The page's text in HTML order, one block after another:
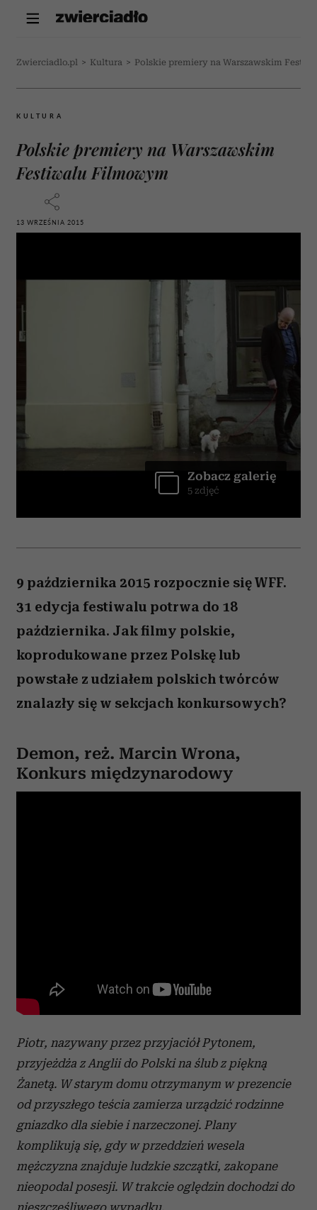
Zwierciadlo.pl > Kultura > Polskie premiery na Warszawskim
KULTURA
Polskie premiery na Warszawskim
Festiwalu Filmowym
13 WRZEŚNIA 2015
Zobacz galerię
5 zdjęć
9 października 2015 rozpocznie się WFF.
31 edycja festiwalu potrwa do 18
października. Jak filmy polskie,
koprodukowane przez Polskę lub
powstałe z udziałem polskich twórców
znalazły się w sekcjach konkursowych?
Demon, reż. Marcin Wrona,
Konkurs międzynarodowy
Piotr, nazywany przez przyjaciół Pytonem,
przyjeżdża z Anglii do Polski na ślub z piękną
Żanetą. W starym domu otrzymanym w prezencie
od przyszłego teścia zamierza urządzić rodzinne
gniazdko dla siebie i narzeczonej. Plany
komplikują się, gdy w przeddzień wesela
mężczyzna znajduje ludzkie szczątki, zakopane
nieopodal posesji. W trakcie oględzin dochodzi do